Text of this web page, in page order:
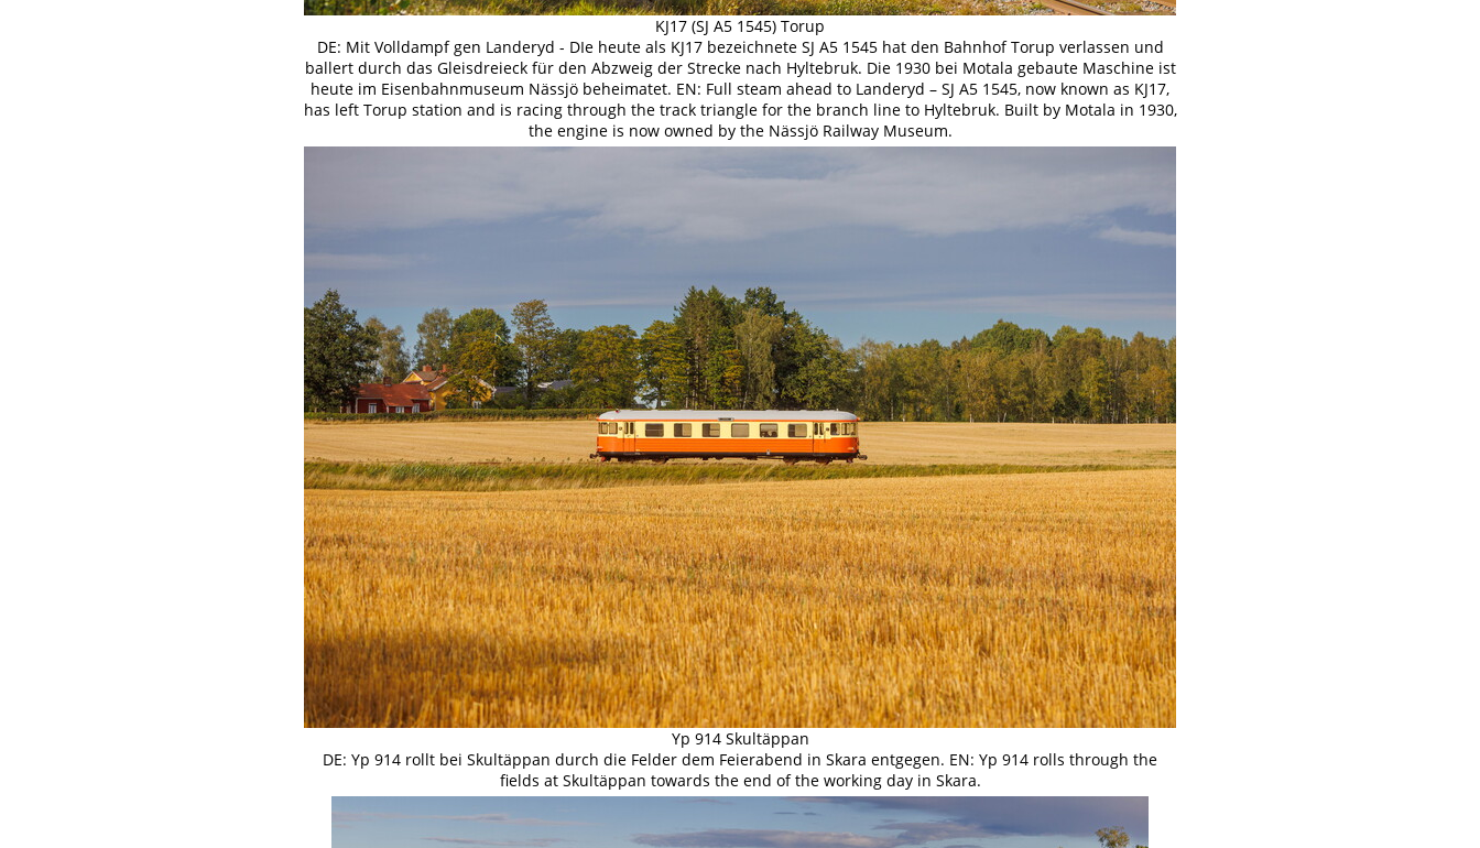
KJ17 (SJ A5 1545) Torup
DE: Mit Volldampf gen Landeryd - DIe heute als KJ17 bezeichnete SJ A5 1545 hat den Bahnhof Torup verlassen und
ballert durch das Gleisdreieck für den Abzweig der Strecke nach Hyltebruk. Die 1930 bei Motala gebaute Maschine ist
heute im Eisenbahnmuseum Nässjö beheimatet. EN: Full steam ahead to Landeryd – SJ A5 1545, now known as KJ17,
has left Torup station and is racing through the track triangle for the branch line to Hyltebruk. Built by Motala in 1930,
the engine is now owned by the Nässjö Railway Museum.
Yp 914 Skultäppan
DE: Yp 914 rollt bei Skultäppan durch die Felder dem Feierabend in Skara entgegen. EN: Yp 914 rolls through the
fields at Skultäppan towards the end of the working day in Skara.